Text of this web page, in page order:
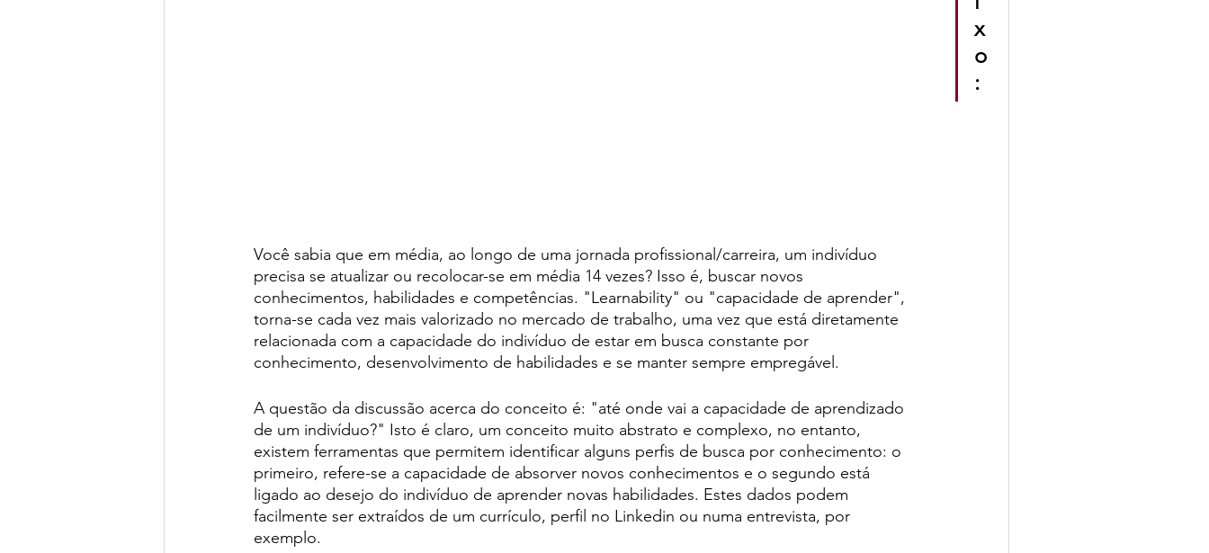
x
o
:
Você sabia que em média, ao longo de uma jornada profissional/carreira, um indivíduo
precisa se atualizar ou recolocar-se em média 14 vezes? Isso é, buscar novos
conhecimentos, habilidades e competências. "Learnability" ou "capacidade de aprender",
torna-se cada vez mais valorizado no mercado de trabalho, uma vez que está diretamente
relacionada com a capacidade do indivíduo de estar em busca constante por
conhecimento, desenvolvimento de habilidades e se manter sempre empregável.
A questão da discussão acerca do conceito é: "até onde vai a capacidade de aprendizado
de um indivíduo?" Isto é claro, um conceito muito abstrato e complexo, no entanto,
existem ferramentas que permitem identificar alguns perfis de busca por conhecimento: o
primeiro, refere-se a capacidade de absorver novos conhecimentos e o segundo está
ligado ao desejo do indivíduo de aprender novas habilidades. Estes dados podem
facilmente ser extraídos de um currículo, perfil no Linkedin ou numa entrevista, por
exemplo.